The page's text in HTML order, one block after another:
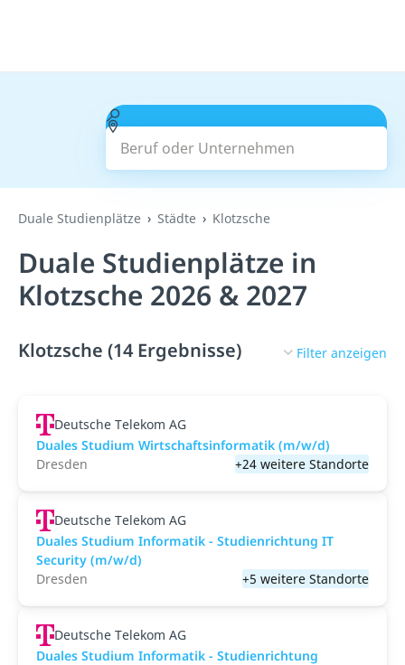
Beruf oder Unternehmen
Suchen
Duale Studienplätze Städte Klotzsche
Duale Studienplätze in
Klotzsche 2026 & 2027
Klotzsche (14 Ergebnisse) Filter anzeigen
Deutsche Telekom AG
Duales Studium Wirtschaftsinformatik (m/w/d)
Dresden
+24 weitere Standorte
Deutsche Telekom AG
Duales Studium Informatik - Studienrichtung IT
Security (m/w/d)
Dresden
+5 weitere Standorte
Deutsche Telekom AG
Duales Studium Informatik - Studienrichtung